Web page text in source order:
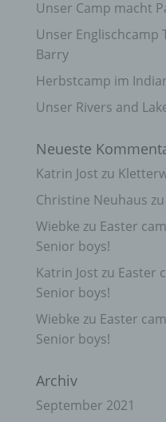
Unser Camp macht
Unser Englischcamp
Barry
Herbstcamp im
Unser Rivers and
Neueste
Katrin Jost zu
Christine Neuhaus zu
Wiebke zu Easter
Senior boys!
Katrin Jost zu Easter
Senior boys!
Wiebke zu Easter
Senior boys!
Archiv
September 2021